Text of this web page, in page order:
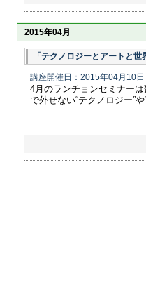
2015年04月
「テクノロジーとアートと
講座開催日：2015年04月10日
4月のランチョンセミナー
で外せない“テクノロジー”